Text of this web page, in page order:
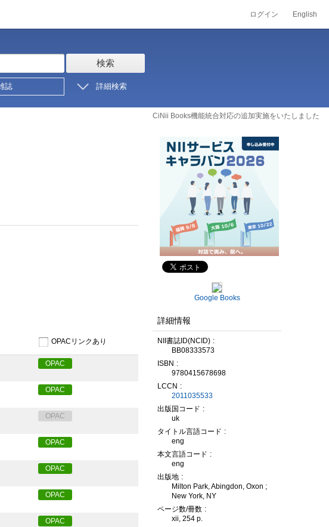
ログイン English
検索
誌 詳細検索
CiNii Books機能統合対応の追加実施をいたしました
OPACリンクあり
OPAC
OPAC
OPAC
OPAC
OPAC
OPAC
OPAC
Google Books
詳細情報
NII書誌ID(NCID)
BB08333573
ISBN
9780415678698
LCCN
2011035533
出版国コード
uk
タイトル言語コード
eng
本文言語コード
eng
出版地
Milton Park, Abingdon, Oxon ;
New York, NY
ページ数/冊数
xii, 254 p.